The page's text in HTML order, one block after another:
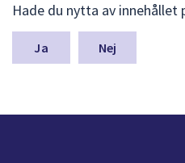
ä
m
a
n
Hade du nytta av innehållet
Nej